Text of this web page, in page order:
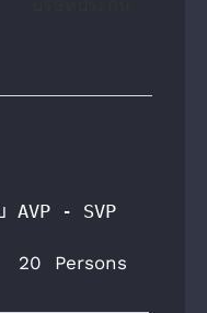
AVP - SVP
20 Persons